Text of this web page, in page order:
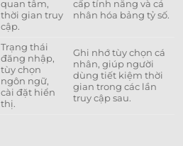
quan tâm,
thời gian truy
cập.
cấp tính năng và cá
nhân hóa bảng tỷ số.
Trạng thái
đăng nhập,
tùy chọn
ngôn ngữ,
cài đặt hiển
thị.
Ghi nhớ tùy chọn cá
nhân, giúp người
dùng tiết kiệm thời
gian trong các lần
truy cập sau.